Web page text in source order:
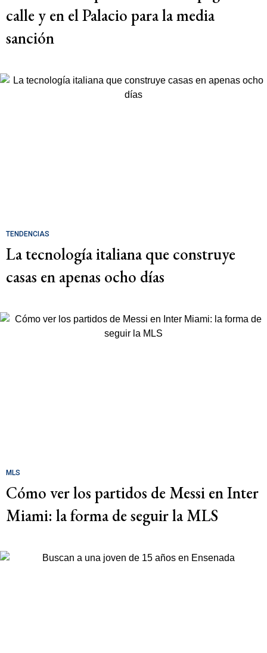
calle y en el Palacio para la media
sanción
TENDENCIAS
La tecnología italiana que construye
casas en apenas ocho días
MLS
Cómo ver los partidos de Messi en Inter
Miami: la forma de seguir la MLS